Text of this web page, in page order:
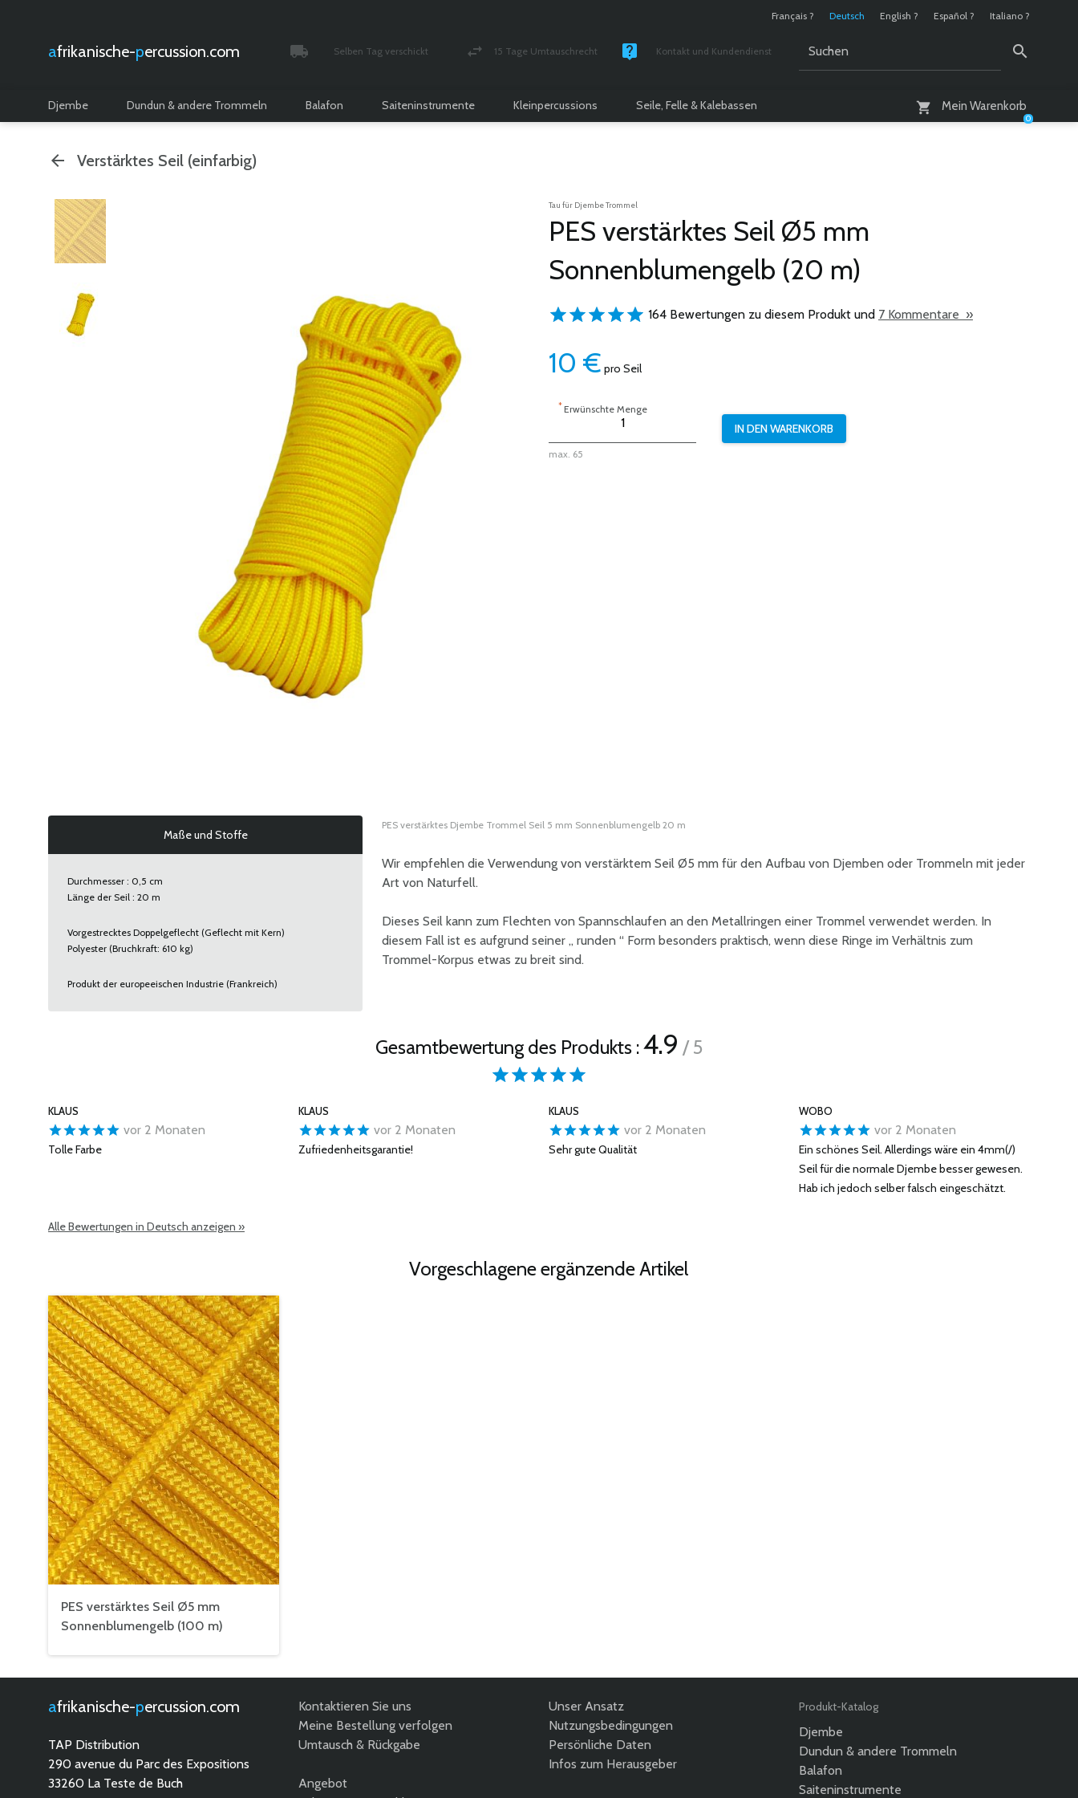
Français ? Deutsch English ? Español ? Italiano ?
afrikanische- percussion.com Selben Tag verschickt 15 Tage Umtauschrecht Kontakt und Kundendienst
Mein Warenkorb
0
Djembe Dundun & andere Trommeln Balafon Saiteninstrumente Kleinpercussions Seile, Felle & Kalebassen
Verstärktes Seil (einfarbig)
Tau für Djembe Trommel
PES verstärktes Seil Ø5 mm
Sonnenblumengelb (20 m)
164 Bewertungen zu diesem Produkt und 7 Kommentare »
10 € pro Seil
*Erwünschte Menge
max. 65
Maße und Stoffe
Durchmesser : 0,5 cm
Länge der Seil : 20 m
Vorgestrecktes Doppelgeflecht (Geflecht mit Kern)
Polyester (Bruchkraft: 610 kg)
Produkt der europeeischen Industrie (Frankreich)
PES verstärktes Djembe Trommel Seil 5 mm Sonnenblumengelb 20 m
Wir empfehlen die Verwendung von verstärktem Seil Ø5 mm für den Aufbau von Djemben oder Trommeln mit jeder
Art von Naturfell.
Dieses Seil kann zum Flechten von Spannschlaufen an den Metallringen einer Trommel verwendet werden. In
diesem Fall ist es aufgrund seiner „ runden “ Form besonders praktisch, wenn diese Ringe im Verhältnis zum
Trommel-Korpus etwas zu breit sind.
Gesamtbewertung des Produkts :4.9 / 5
KLAUS
vor 2 Monaten
Tolle Farbe
KLAUS
vor 2 Monaten
Zufriedenheitsgarantie!
KLAUS
vor 2 Monaten
Sehr gute Qualität
WOBO
vor 2 Monaten
Ein schönes Seil. Allerdings wäre ein 4mm(/)
Seil für die normale Djembe besser gewesen.
Hab ich jedoch selber falsch eingeschätzt.
Alle Bewertungen in Deutsch anzeigen »
Vorgeschlagene ergänzende Artikel
PES verstärktes Seil Ø5 mm
Sonnenblumengelb (100 m)
afrikanische- percussion.com
TAP Distribution
290 avenue du Parc des Expositions
33260 La Teste de Buch
Kontaktieren Sie uns
Meine Bestellung verfolgen
Umtausch & Rückgabe
Angebot
Unser Ansatz
Nutzungsbedingungen
Persönliche Daten
Infos zum Herausgeber
Produkt-Katalog
Djembe
Dundun & andere Trommeln
Balafon
Saiteninstrumente